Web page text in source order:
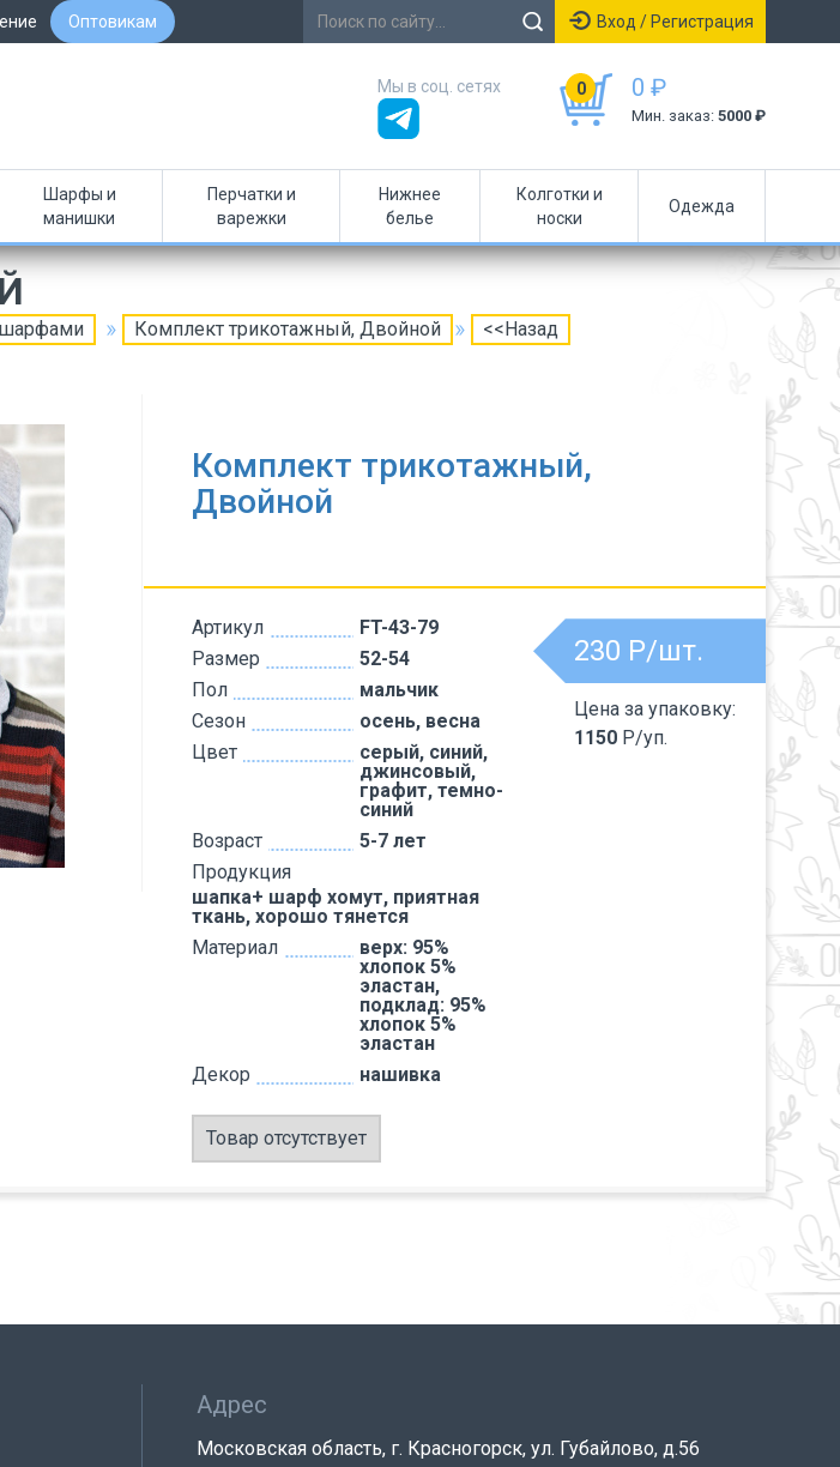
Оптовикам Вход / Регистрация
0 0 ₽
Мин. заказ: 5000 ₽
Мы в соц. сетях
Шарфы и
манишки
Перчатки и
варежки
Нижнее
белье
Колготки и
носки
Одежда
Комплект трикотажный, Двойной <<Назад
Комплект трикотажный,
Двойной
Артикул
FT-43-79
Размер
52-54
Пол
мальчик
Сезон
осень, весна
Цвет
серый, синий,
джинсовый,
графит, темно-
синий
Возраст
5-7 лет
Продукция
шапка+ шарф хомут, приятная
ткань, хорошо тянется
Материал
верх: 95%
хлопок 5%
эластан,
подклад: 95%
хлопок 5%
эластан
Декор
нашивка
230 Р/шт.
Цена за упаковку:
1150 Р/уп.
Товар отсутствует
Адрес
Московская область, г. Красногорск, ул. Губайлово, д.56